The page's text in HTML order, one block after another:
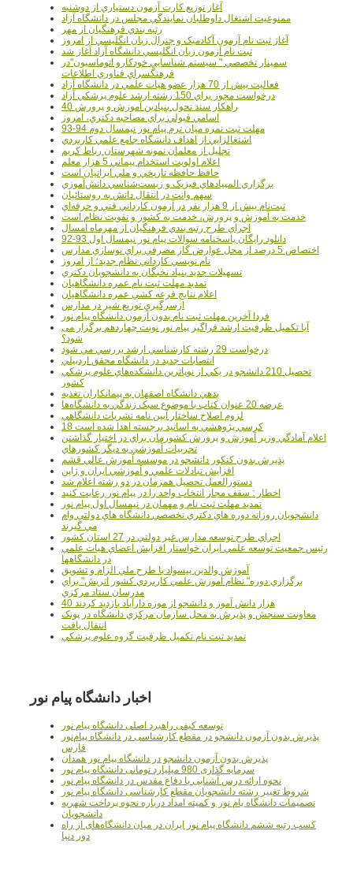
آغاز توزيع کارت آزمون دستياري از دوشنبه
ممنوعيت اشتغال داوطلبان نمايندگي مجلس در دانشگاه آزاد
رتبه بندي فرهنگيان از مهر
آغاز ثبت نام آزمون آکادميک و جنرال زبان انگليسي از امروز
ثبت نام آزمون زبان انگليسي دانشگاه آزاد آغاز شد
سمينار تخصصي " سيستم شناسايي خودکارو اتوماسيون"در
فرهنگسراي فناوري اطلاعات
فعاليت بيش از 70 هزار عضو هيات علمي در دانشگاه آزاد
درخواست مجوز براي 150 رشته ارشد علوم پزشکي آزاد
40 راهکار سند تحول بنيادين آموزش و پرورش
اسامي قبولي براي مصاحبه دکتري، امروز
مهلت ثبت نمره میان ترم پیام نور نیمسال دوم 94-93
اشتغالزايي از اهداف دانشگاه جامع علمي کاربردي
تجليل از معلمان نمونه شهرستان رباط کريم
اعلام اولويت استخدام پيماني 5 هزار معلم
حافظ حافظه تاريخي و ملي ايرانيان است
برگزاري المپيادهاي فيزيک و زيست‌شناسي دانش‌آموزي
سهم وانت در انتقال دانش به روستائيان
ثبت‌نام بيش از 9 هزار نفر در آزمون کارداني فني و حرفه‌اي
خدمت به آموزش و پرورش، خدمت به کشور و تقويت نظام است
اجراي طرح رتبه بندي فرهنگيان از مهرماه امسال
دانلود رایگان پاسخنامه سوالات پیام نور نیمسال اول 93-92
اختصاص 5 درصد از محل عوارض گاز مصرفي براي نوسازي مدارس
نام نويسي کارداني نظام جديد؛ از امروز
تسهيلات جديد بنياد نخبگان به دانشجويان دکتري
تمديد مهلت ثبت نام عمره دانشگاهيان
اعلام نتايج قرعه کشي عمره دانشگاهيان
ازسرگيري توزيع شير در مدارس
فردا آخرین مهلت ثبت نام بدون آزمون دانشگاه پیام نور
آیا تکمیل ظرفیت ارشد فراگیر پیام نور نوبت چهاردهم برگزار می
شود؟
درخواست 29 رشته کارشناسي ارشد بررسي مي شود
انتصابات جديد در دانشگاه محقق اردبيلي
تحصيل 210 دانشجو در يکي از نوپاترين دانشکده‌هاي علوم پزشکي
کشور
بدهي دانشگاه اصفهان به پيمانکاران تغذيه
عرضه 20 عنوان کتاب با موضوع سبک زندگي به دانشگاه‌ها
لزوم اصلاح ساختار آيين نامه نشريات دانشگاهي
18 کرسي پژوهشي به اساتيد برجسته اهدا شده است
اعلام آمادگي وزير آموزش و پرورش کشورمان براي در اختيار گذاشتن
تجربيات آموزشي به ديگر کشورهاي
پذيرش بدون کنکور دانشجو در موسسه آموزش عالي قشم
افزايش تبادلات علمي و آموزشي ايران و ژاپن
دستورالعمل تحصیل همزمان در دو رشته اعلام شد
اخطار : سقف مجاز انتخاب واحد را در پیام نور رعایت کنید
تمدید مهلت ثبت نام و مهمان در نیمسال اول پیام نور
دانشجويان روزانه دوره هاي دكتري تخصصي دانشگاه هاي دولتي وام
مي گيرند
اجراي طرح توسعه مدارس غير دولتي در 27 استان کشور
رئيس جمعيت توسعه علمي ايران خواستار افزايش اعضاي هيات علمي
در دانشگاهها
آموزش والدين بيسواد با طرح ملي الزام و تشويق
برگزاري دوره" نظام آموزش علمي كاربردي كشور اتريش" براي
مدرسان ستاد مرکزي
40 هزار دانش آموز و دانشجو از موزه دارآباد بازديد کردند
معاونت سنجش و پذيرش به محل سازمان مرکزي دانشگاه در پونک
انتقال يافت
تمديد ثبت نام تکميل ظرفيت گروه علوم پزشکي
اخبار دانشگاه پیام نور
توسعه کیفی راهبرد اصلی دانشگاه پیام نور
پذیرش بدون آزمون دانشجو در مقطع کارشناسی در دانشگاه پیام‌نور
فارس
پذیرش بدون آزمون دانشجو در دانشگاه پیام نور همدان
سرمایه گذاری 980 میلیارد تومانی دانشگاه پیام نور
نحوه ارائه درس آشنایی با دفاع مقدس در دانشگاه پیام نور
شروط تغییر رشته دانشجویان مقطع کارشناسی دانشگاه پیام نور
تصمیمات دانشگاه یام نور و کمیته امداد درباره نحوه پرداخت شهریه
دانشجویان
کسب رتبه ششم دانشگاه پیام نور ایران در میان دانشگاه‌های از راه
دور دنیا